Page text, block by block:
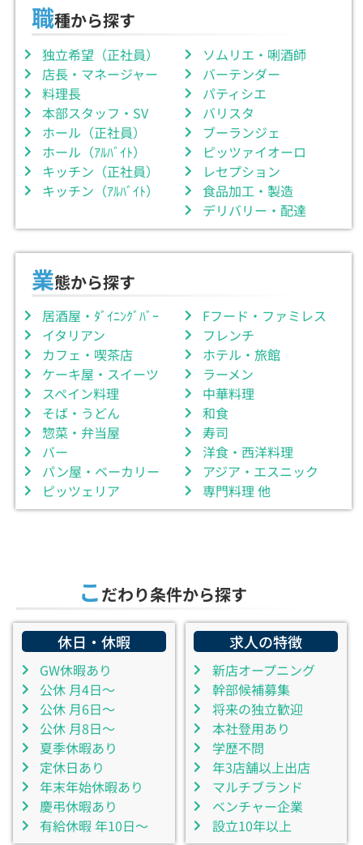
職種から探す
独立希望（正社員）
店長・マネージャー
料理長
本部スタッフ・SV
ホール（正社員）
ホール（ｱﾙﾊﾞｲﾄ）
キッチン（正社員）
キッチン（ｱﾙﾊﾞｲﾄ）
ソムリエ・唎酒師
バーテンダー
パティシエ
バリスタ
ブーランジェ
ピッツァイオーロ
レセプション
食品加工・製造
デリバリー・配達
業態から探す
居酒屋・ﾀﾞｲﾆﾝｸﾞﾊﾞｰ
イタリアン
カフェ・喫茶店
ケーキ屋・スイーツ
スペイン料理
そば・うどん
惣菜・弁当屋
バー
パン屋・ベーカリー
ピッツェリア
Fフード・ファミレス
フレンチ
ホテル・旅館
ラーメン
中華料理
和食
寿司
洋食・西洋料理
アジア・エスニック
専門料理 他
こだわり条件から探す
休日・休暇
GW休暇あり
公休 月4日～
公休 月6日～
公休 月8日～
夏季休暇あり
定休日あり
年末年始休暇あり
慶弔休暇あり
有給休暇 年10日～
求人の特徴
新店オープニング
幹部候補募集
将来の独立歓迎
本社登用あり
学歴不問
年3店舗以上出店
マルチブランド
ベンチャー企業
設立10年以上